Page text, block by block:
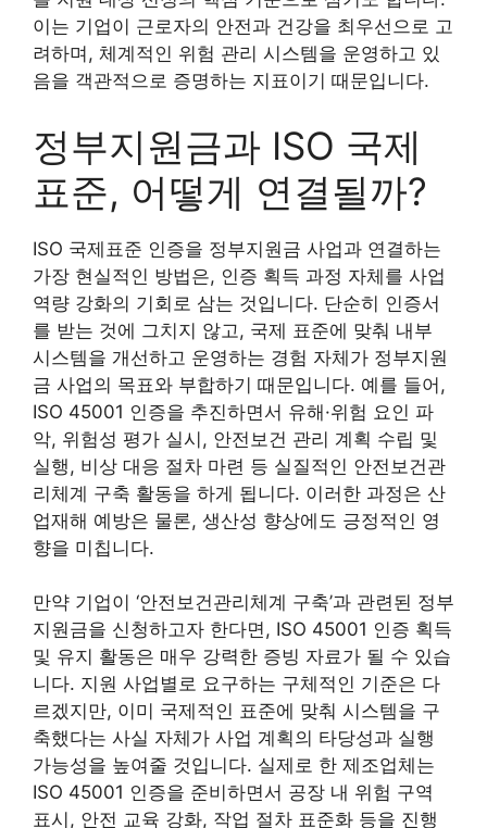
이는 기업이 근로자의 안전과 건강을 최우선으로 고
려하며, 체계적인 위험 관리 시스템을 운영하고 있
음을 객관적으로 증명하는 지표이기 때문입니다.
정부지원금과 ISO 국제
표준, 어떻게 연결될까?
ISO 국제표준 인증을 정부지원금 사업과 연결하는
가장 현실적인 방법은, 인증 획득 과정 자체를 사업
역량 강화의 기회로 삼는 것입니다. 단순히 인증서
를 받는 것에 그치지 않고, 국제 표준에 맞춰 내부
시스템을 개선하고 운영하는 경험 자체가 정부지원
금 사업의 목표와 부합하기 때문입니다. 예를 들어,
ISO 45001 인증을 추진하면서 유해·위험 요인 파
악, 위험성 평가 실시, 안전보건 관리 계획 수립 및
실행, 비상 대응 절차 마련 등 실질적인 안전보건관
리체계 구축 활동을 하게 됩니다. 이러한 과정은 산
업재해 예방은 물론, 생산성 향상에도 긍정적인 영
향을 미칩니다.
만약 기업이 ‘안전보건관리체계 구축’과 관련된 정부
지원금을 신청하고자 한다면, ISO 45001 인증 획득
및 유지 활동은 매우 강력한 증빙 자료가 될 수 있습
니다. 지원 사업별로 요구하는 구체적인 기준은 다
르겠지만, 이미 국제적인 표준에 맞춰 시스템을 구
축했다는 사실 자체가 사업 계획의 타당성과 실행
가능성을 높여줄 것입니다. 실제로 한 제조업체는
ISO 45001 인증을 준비하면서 공장 내 위험 구역
표시, 안전 교육 강화, 작업 절차 표준화 등을 진행